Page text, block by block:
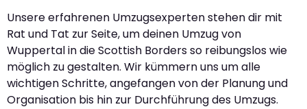
Unsere erfahrenen Umzugsexperten stehen dir mit
Rat und Tat zur Seite, um deinen Umzug von
Wuppertal in die Scottish Borders so reibungslos wie
möglich zu gestalten. Wir kümmern uns um alle
wichtigen Schritte, angefangen von der Planung und
Organisation bis hin zur Durchführung des Umzugs.